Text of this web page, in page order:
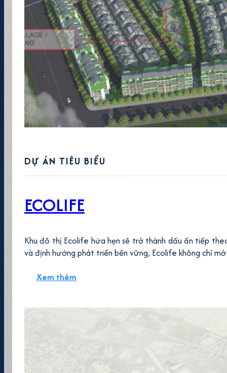
DỰ ÁN TIÊU BIỂU
ECOLIFE
Khu đô thị Ecolife hứa hẹn sẽ trở thành dấu ấn tiếp
và định hướng phát triển bền vững, Ecolife không chỉ
Xem thêm